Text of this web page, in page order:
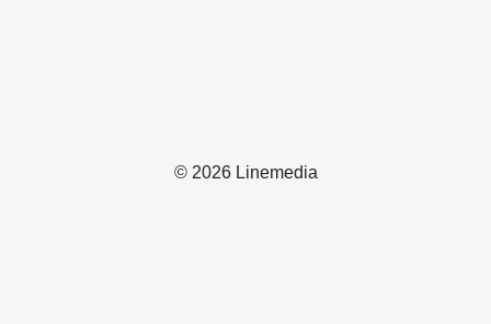
© 2026 Linemedia